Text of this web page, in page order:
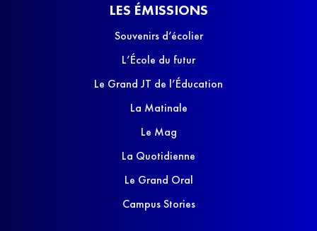
LES ÉMISSIONS
Souvenirs d’écolier
L’École du futur
Le Grand JT de l’Éducation
La Matinale
Le Mag
La Quotidienne
Le Grand Oral
Campus Stories